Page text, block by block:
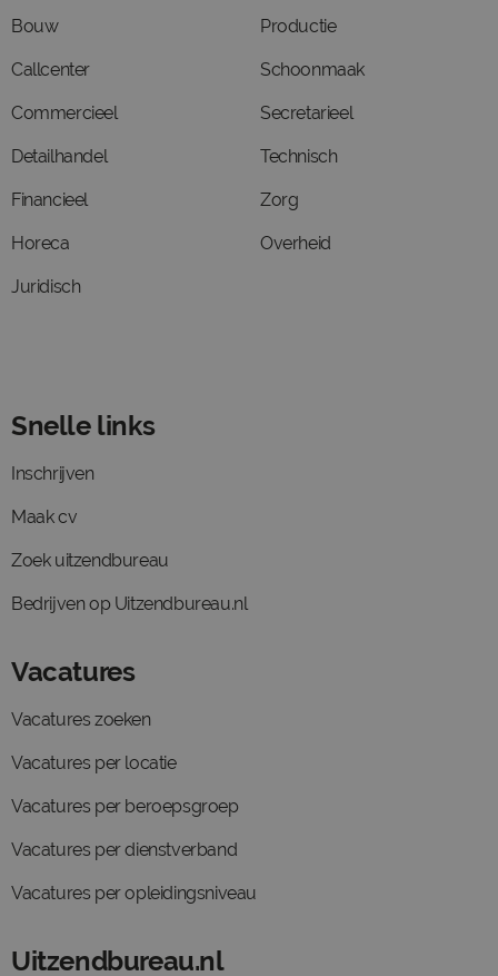
Bouw
Callcenter
Commercieel
Detailhandel
Financieel
Horeca
Juridisch
Productie
Schoonmaak
Secretarieel
Technisch
Zorg
Overheid
Snelle links
Inschrijven
Maak cv
Zoek uitzendbureau
Bedrijven op Uitzendbureau.nl
Vacatures
Vacatures zoeken
Vacatures per locatie
Vacatures per beroepsgroep
Vacatures per dienstverband
Vacatures per opleidingsniveau
Uitzendbureau.nl